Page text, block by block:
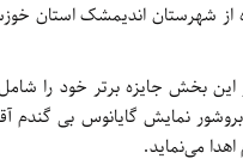
از شهرستان اندیمشک استان
این بخش جایزه برتر خود را
نمایش گایانوس بی گندم
می‌نماید.